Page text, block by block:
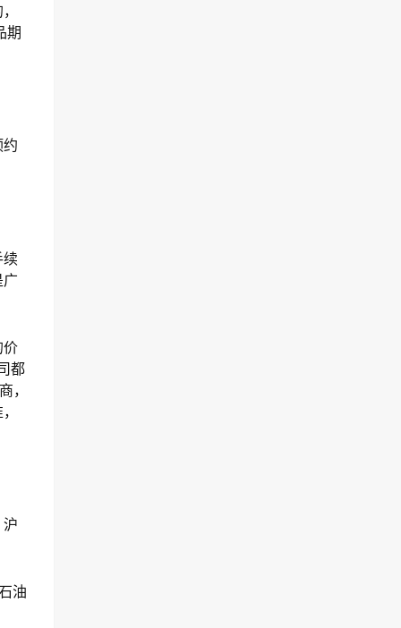
期
价
都
，
油